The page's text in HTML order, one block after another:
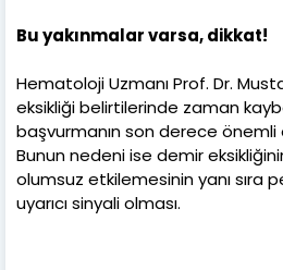
Bu yakınmalar varsa, dikkat!
Hematoloji Uzmanı Prof. Dr.
eksikliği belirtilerinde zaman
başvurmanın son derece önemli
Bunun nedeni ise demir
olumsuz etkilemesinin yanı sıra
uyarıcı sinyali olması.